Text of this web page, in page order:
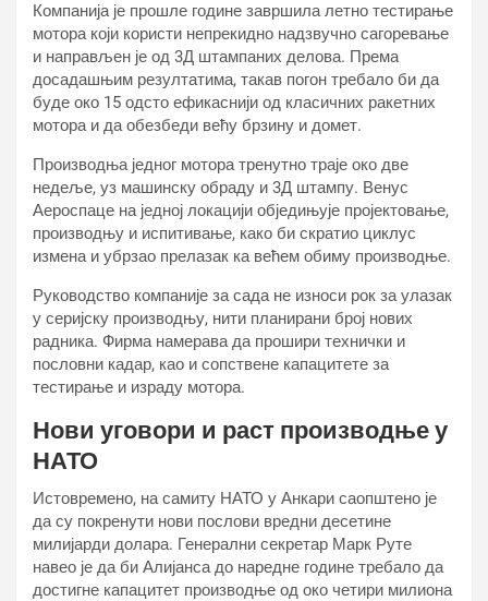
Компанија је прошле године завршила летно тестирање
мотора који користи непрекидно надзвучно сагоревање
и направљен је од 3Д штампаних делова. Према
досадашњим резултатима, такав погон требало би да
буде око 15 одсто ефикаснији од класичних ракетних
мотора и да обезбеди већу брзину и домет.
Производња једног мотора тренутно траје око две
недеље, уз машинску обраду и 3Д штампу. Венус
Аероспаце на једној локацији обједињује пројектовање,
производњу и испитивање, како би скратио циклус
измена и убрзао прелазак ка већем обиму производње.
Руководство компаније за сада не износи рок за улазак
у серијску производњу, нити планирани број нових
радника. Фирма намерава да прошири технички и
пословни кадар, као и сопствене капацитете за
тестирање и израду мотора.
Нови уговори и раст производње у
НАТО
Истовремено, на самиту НАТО у Анкари саопштено је
да су покренути нови послови вредни десетине
милијарди долара. Генерални секретар Марк Руте
навео је да би Алијанса до наредне године требало да
достигне капацитет производње од око четири милиона